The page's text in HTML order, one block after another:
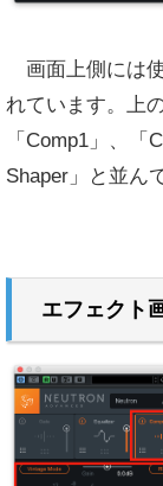
画面上側には
れています。上
「Comp1」、
Shaper」と並ん
エフェクト